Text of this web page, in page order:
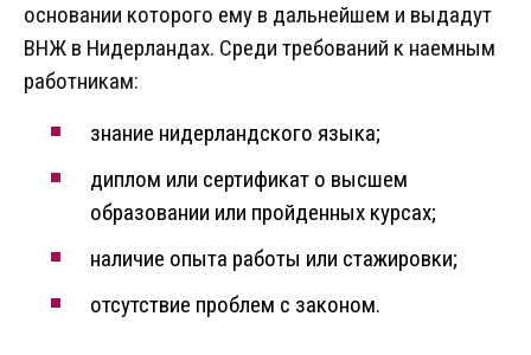
основании которого ему в дальнейшем и выдадут
ВНЖ в Нидерландах. Среди требований к наемным
работникам:
знание нидерландского языка;
диплом или сертификат о высшем
образовании или пройденных курсах;
наличие опыта работы или стажировки;
отсутствие проблем с законом.